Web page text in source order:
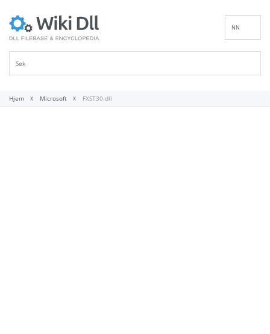
NN
Hjem Microsoft FXST30.dll